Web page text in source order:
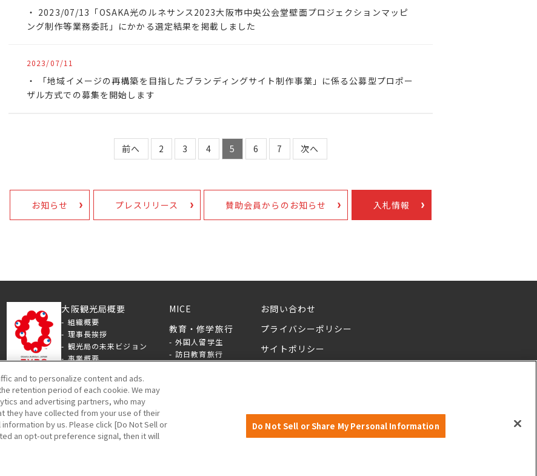
2023/07/13「OSAKA光のルネサンス2023大阪市中央公会堂壁面プロジェクションマッピ
ング制作等業務委託」にかかる選定結果を掲載しました
2023/07/11
「地域イメージの再構築を目指したブランディングサイト制作事業」に係る公募型プロポー
ザル方式での募集を開始します
前へ 2 3 4 5 6 7 次へ
お知らせ プレスリリース 賛助会員からのお知らせ 入札情報
大阪観光局概要
組織概要
理事長挨拶
観光局の未来ビジョン
事業概要
大阪×スタートアップ
ディスクロージャー
提供資料
ロゴマーク
採用情報
MICE
教育・修学旅行
外国人留学生
訪日教育旅行
お問い合わせ
プライバシーポリシー
サイトポリシー
and to personalize content and ads.
retention period of each cookie. We may
and advertising partners, who may
they have collected from your use of their
by us. Please click [Do Not Sell or
an opt-out preference signal, then it will
Do Not Sell or Share My Personal Information